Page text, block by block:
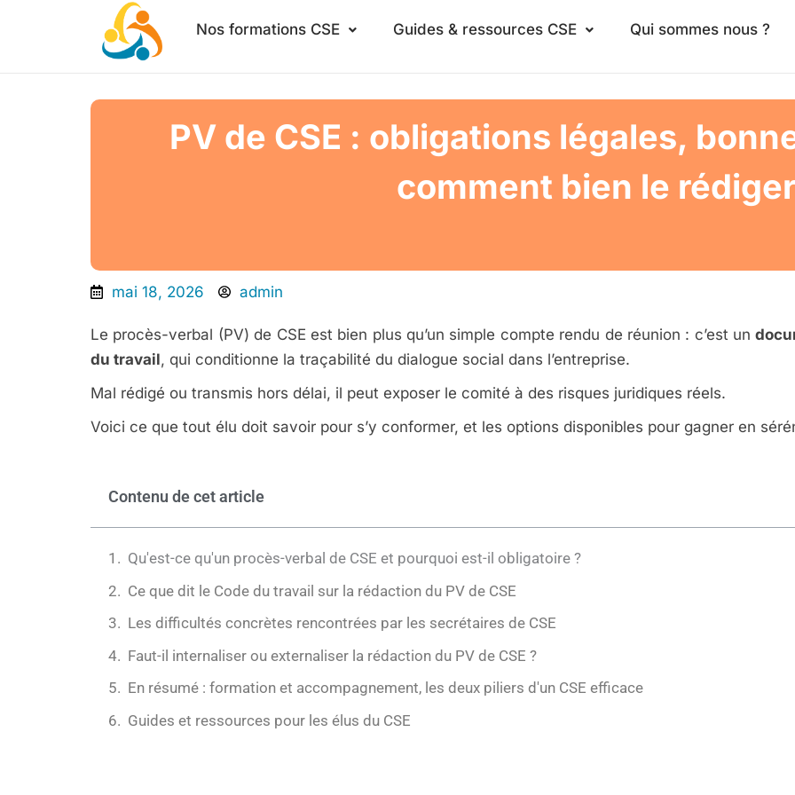
Nos formations CSE Guides & ressources CSE Qui sommes nous ?
PV de CSE : obligations légales,
comment bien le rédiger
mai 18, 2026 admin
Le procès-verbal (PV) de CSE est bien plus qu’un simple compte rendu de réunion : c’est un
du travail, qui conditionne la traçabilité du dialogue social dans l’entreprise.
Mal rédigé ou transmis hors délai, il peut exposer le comité à des risques juridiques réels.
Voici ce que tout élu doit savoir pour s’y conformer, et les options disponibles pour gagner en
Contenu de cet article
Qu'est-ce qu'un procès-verbal de CSE et pourquoi est-il obligatoire ?
Ce que dit le Code du travail sur la rédaction du PV de CSE
Les difficultés concrètes rencontrées par les secrétaires de CSE
Faut-il internaliser ou externaliser la rédaction du PV de CSE ?
En résumé : formation et accompagnement, les deux piliers d'un CSE efficace
Guides et ressources pour les élus du CSE